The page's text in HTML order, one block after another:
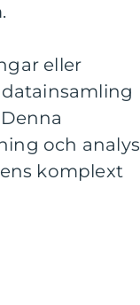
eller
och analys
komplext